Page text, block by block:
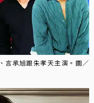
言承旭跟朱孝天主演。圖／